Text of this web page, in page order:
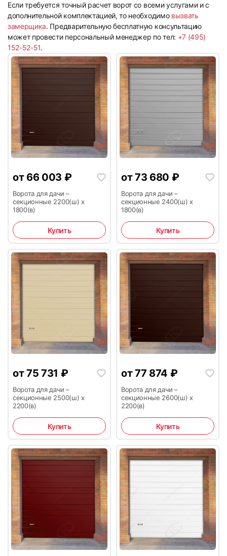
9 10
11 12
13 14
15 16
17 18
19 20
Если требуется точный расчет ворот со всеми услугами и с
дополнительной комплектацией, то необходимо вызвать
замерщика. Предварительную бесплатную консультацию
может провести персональный менеджер по тел: +7 (495)
152-52-51.
от 66 003 ₽
Ворота для дачи –
секционные 2200(ш) х
1800(в)
Купить
от73 680 ₽
Ворота для дачи –
секционные 2400(ш) х
1800(в)
Купить
от75 731 ₽
Ворота для дачи –
секционные 2500(ш) х
2200(в)
Купить
от77 874 ₽
Ворота для дачи –
секционные 2600(ш) х
2200(в)
Купить